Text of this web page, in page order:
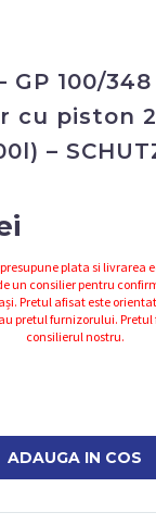
GP 100/
cu piston
–
plata si livrarea
un consilier pentru
Pretul afisat este
pretul furnizorului.
consilierul nostru.
ADAUGA IN COS